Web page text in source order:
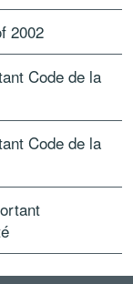
2002
Code de la
Code de la